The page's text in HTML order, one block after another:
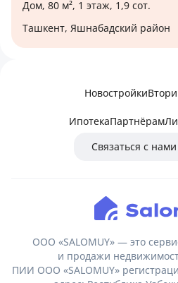
Дом, 80 м², 1 этаж, 1,9 сот.
Ташкент, Яшнабадский район
Новостройки
ИпотекаПартнёрам
Связаться с нами
ООО «SALOMUY» — это
и продажи
ПИИ ООО «SALOMUY»